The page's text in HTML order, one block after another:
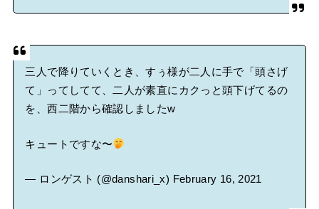
三人で降りていくとき、すぅ様が二人に手で「頭さげ
て」ってしてて、二人が素直にカクっと頭下げてるの
を、西二階から確認しましたw
キュートですな〜
— ロンゲスト (@danshari_x) February 16, 2021